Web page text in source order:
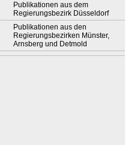
Publikationen aus dem
Regierungsbezirk Düsseldorf
Publikationen aus den
Regierungsbezirken Münster,
Arnsberg und Detmold